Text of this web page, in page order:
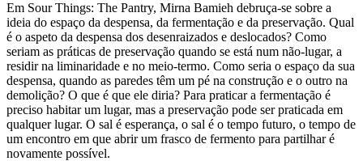
Em Sour Things: The Pantry, Mirna Bamieh debruça-se sobre a
ideia do espaço da despensa, da fermentação e da preservação. Qual
é o aspeto da despensa dos desenraizados e deslocados? Como
seriam as práticas de preservação quando se está num não-lugar, a
residir na liminaridade e no meio-termo. Como seria o espaço da sua
despensa, quando as paredes têm um pé na construção e o outro na
demolição? O que é que ele diria? Para praticar a fermentação é
preciso habitar um lugar, mas a preservação pode ser praticada em
qualquer lugar. O sal é esperança, o sal é o tempo futuro, o tempo de
um encontro em que abrir um frasco de fermento para partilhar é
novamente possível.